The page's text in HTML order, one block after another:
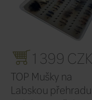
Filtr výrobců